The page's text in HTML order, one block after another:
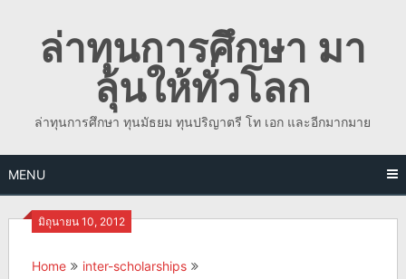
contentล่าทุนการศึกษา มา
ลุ้นให้ทั่วโลก
ล่าทุนการศึกษา ทุนมัธยม ทุนปริญาตรี โท เอก และอีกมากมาย
MENU
มิถุนายน 10, 2012
Home
inter-scholarships